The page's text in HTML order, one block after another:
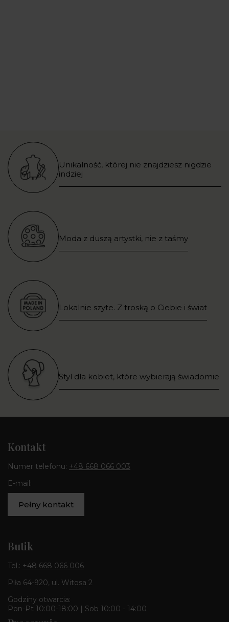
Unikalność, której nie znajdziesz nigdzie
indziej
Moda z duszą artystki, nie z taśmy
Lokalnie szyte. Z troską o Ciebie i świat
Styl dla kobiet, które wybierają świadomie
Kontakt
Numer telefonu: +48 668 066 003
E-mail:
Pełny kontakt
Butik
Tel.: +48 668 066 006
Piła 64-920, ul. Witosa 2
Godziny otwarcia:
Pon-Pt 10:00-18:00 | Sob 10:00 - 14:00